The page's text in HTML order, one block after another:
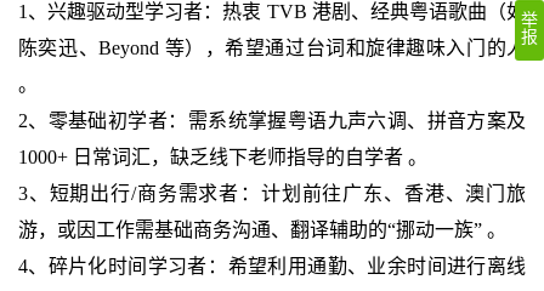
1、兴趣驱动型学习者‌：热衷 TVB 港剧、经典粤语歌曲（如
陈奕迅、Beyond 等），希望通过台词和旋律趣味入门的人
。
‌2、零基础初学者‌：需系统掌握粤语九声六调、拼音方案及
1000+ 日常词汇，缺乏线下老师指导的自学者 。
‌3、短期出行/商务需求者‌：计划前往广东、香港、澳门旅
游，或因工作需基础商务沟通、翻译辅助的“挪动一族” 。
‌4、碎片化时间学习者‌：希望利用通勤、业余时间进行离线
举
报